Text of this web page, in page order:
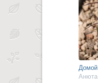
Домой